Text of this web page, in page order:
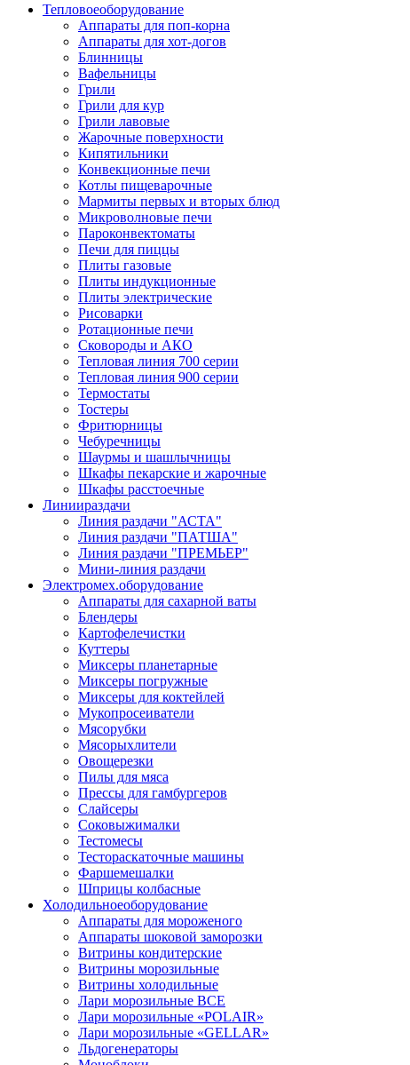
Тепловоеоборудование
Аппараты для поп-корна
Аппараты для хот-догов
Блинницы
Вафельницы
Грили
Грили для кур
Грили лавовые
Жарочные поверхности
Кипятильники
Конвекционные печи
Котлы пищеварочные
Мармиты первых и вторых блюд
Микроволновые печи
Пароконвектоматы
Печи для пиццы
Плиты газовые
Плиты индукционные
Плиты электрические
Рисоварки
Ротационные печи
Сковороды и АКО
Тепловая линия 700 серии
Тепловая линия 900 серии
Термостаты
Тостеры
Фритюрницы
Чебуречницы
Шаурмы и шашлычницы
Шкафы пекарские и жарочные
Шкафы расстоечные
Линиираздачи
Линия раздачи "АСТА"
Линия раздачи "ПАТША"
Линия раздачи "ПРЕМЬЕР"
Мини-линия раздачи
Электромех.оборудование
Аппараты для сахарной ваты
Блендеры
Картофелечистки
Куттеры
Миксеры планетарные
Миксеры погружные
Миксеры для коктейлей
Мукопросеиватели
Мясорубки
Мясорыхлители
Овощерезки
Пилы для мяса
Прессы для гамбургеров
Слайсеры
Соковыжималки
Тестомесы
Тестораскаточные машины
Фаршемешалки
Шприцы колбасные
Холодильноеоборудование
Аппараты для мороженого
Аппараты шоковой заморозки
Витрины кондитерские
Витрины морозильные
Витрины холодильные
Лари морозильные ВСЕ
Лари морозильные «POLAIR»
Лари морозильные «GELLAR»
Льдогенераторы